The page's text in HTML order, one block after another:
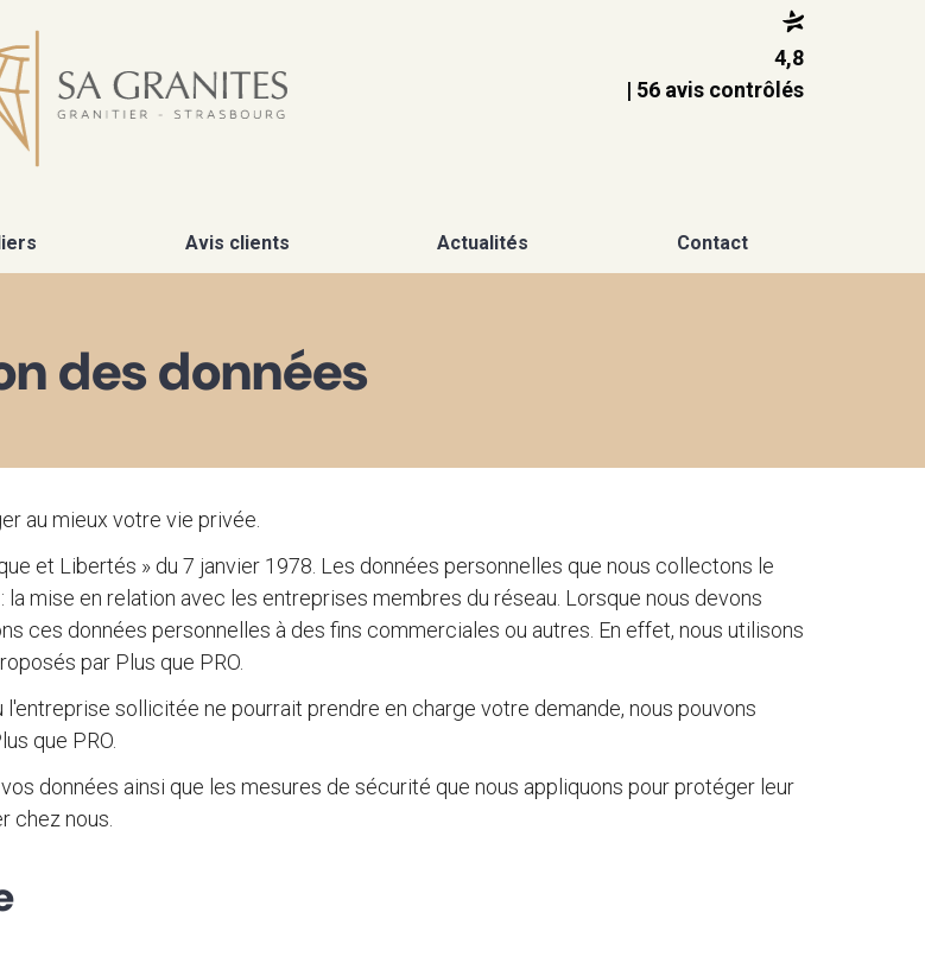
4,8
| 56 avis contrôlés
Avis clients Actualités Contact
des données
au mieux votre vie privée.
et Libertés » du 7 janvier 1978. Les données personnelles que nous collectons le
mise en relation avec les entreprises membres du réseau. Lorsque nous devons
ces données personnelles à des fins commerciales ou autres. En effet, nous utilisons
par Plus que PRO.
sollicitée ne pourrait prendre en charge votre demande, nous pouvons
que PRO.
données ainsi que les mesures de sécurité que nous appliquons pour protéger leur
chez nous.